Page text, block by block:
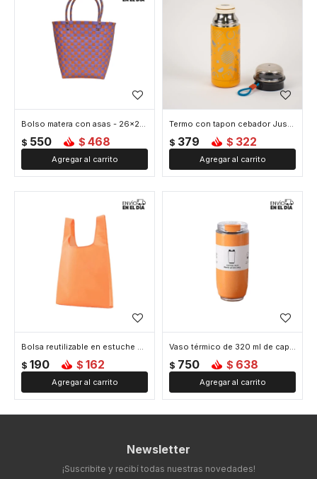
Bolso matera con asas - 26x24x10cm - Naranja
$ 550 $ 468
Termo con tapon cebador Just Love 350 ml - Naranja
$ 379 $ 322
Bolsa reutilizable en estuche color liso - Naranja
$ 190 $ 162
Vaso térmico de 320 ml de capacidad - Naranja
$ 750 $ 638
Newsletter
¡Suscribite y recibí todas nuestras novedades!